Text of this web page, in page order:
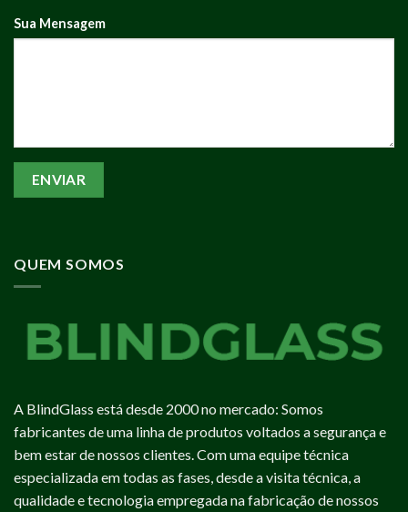
Sua Mensagem
QUEM SOMOS
A BlindGlass está desde 2000 no mercado: Somos
fabricantes de uma linha de produtos voltados a segurança e
bem estar de nossos clientes. Com uma equipe técnica
especializada em todas as fases, desde a visita técnica, a
qualidade e tecnologia empregada na fabricação de nossos